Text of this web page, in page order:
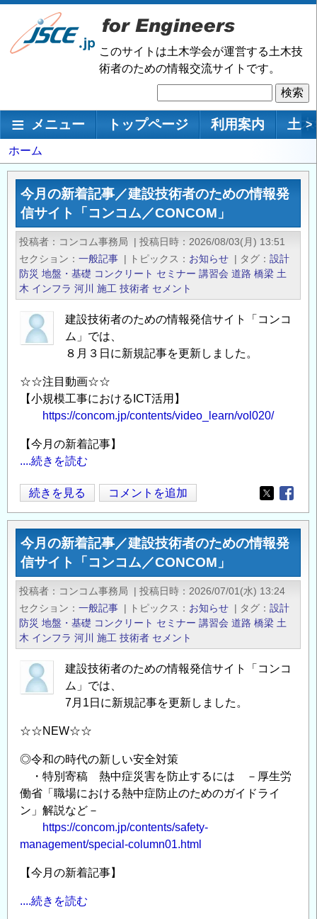
メ
ン
移
このサイトは土木学会が運営する土木技
術者のための情報交流サイトです。
索
メインナビゲーション
メニュー トップページ 利用案内 土 >
パ
ン
く
ず
ホーム
今月の新着記事／建設技術者のための情報発
信サイト「コンコム／CONCOM」
投稿者 コンコム事務局 | 投稿日時
2026/08/03(月) 13:51
セクション
一般記事 | トピックス お知らせ | タグ
設計
防災 地盤・基礎 コンクリート セミナー 講習会 道路 橋梁 土
木 インフラ 河川 施工 技術者 セメント
建設技術者のための情報発信サイト「コンコ
ム」では、
８月３日に新規記事を更新しました。
☆☆注目動画☆☆
【小規模工事におけるICT活用】
https://concom.jp/contents/video_learn/vol020/
【今月の新着記事】
....続きを読む
今
月
の
新
着
記
事
／
建
設
技
め
の
情
報
信
サ
イ
ト
続きを見る コメントを追加
Opens in
今月の新着記事／建設技術者のための情報発
信サイト「コンコム／CONCOM」
投稿者 コンコム事務局 | 投稿日時
2026/07/01(水) 13:24
セクション
一般記事 | トピックス お知らせ | タグ
設計
防災 地盤・基礎 コンクリート セミナー 講習会 道路 橋梁 土
木 インフラ 河川 施工 技術者 セメント
建設技術者のための情報発信サイト「コンコ
ム」では、
7月1日に新規記事を更新しました。
☆☆NEW☆☆
◎令和の時代の新しい安全対策
・特別寄稿 熱中症災害を防止するには －厚生労
働省「職場における熱中症防止のためのガイドライ
ン」解説など－
https://concom.jp/contents/safety-
management/special-column01.html
【今月の新着記事】
....続きを読む